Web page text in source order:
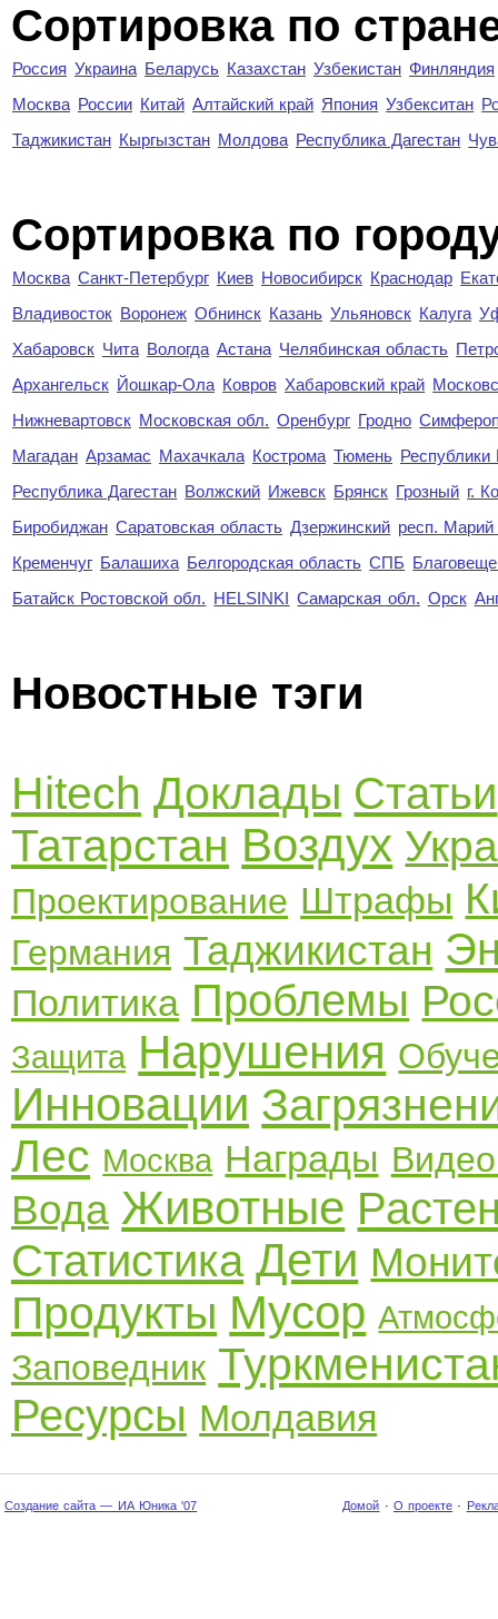
Сортировка по
Россия Украина Беларусь Казахстан Узбекистан Финляндия
Москва России Китай Алтайский край Япония Узбекситан
Таджикистан Кыргызстан Молдова Республика Дагестан
Cортировка по
Москва Санкт-Петербург Киев Новосибирск Краснодар
Владивосток Воронеж Обнинск Казань Ульяновск Калуга
Хабаровск Чита Вологда Астана Челябинская область
Архангельск Йошкар-Ола Ковров Хабаровский край
Нижневартовск Московская обл. Оренбург Гродно
Магадан Арзамас Махачкала Кострома Тюмень Республики
Республика Дагестан Волжский Ижевск Брянск Грозный г.
Биробиджан Саратовская область Дзержинский респ.
Кременчуг Балашиха Белгородская область СПБ
Батайск Ростовской обл. HELSINKI Самарская обл. Орск
Новостные тэги
Hitech Доклады Статьи
Татарстан Воздух
Проектирование Штрафы
Германия Таджикистан
Политика Проблемы
Защита Нарушения
Инновации
Лес Москва Награды
Вода Животные
Статистика Дети
Продукты Мусор
Заповедник
Ресурсы Молдавия
Создание сайта — ИА Юника '07 Домой · О проекте ·